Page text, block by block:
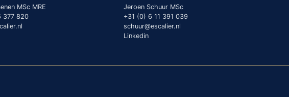
MSc MRE
377 820
Jeroen Schuur MSc
+31 (0) 6 11 391 039
schuur@escalier.nl
Linkedin